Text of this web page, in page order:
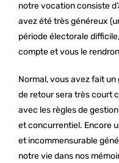
notre vocation consiste
avez été très généreux
période électorale
compte et vous le
Normal, vous avez fait
de retour sera très court
avec les règles de
et concurrentiel. Encore
et incommensurable
notre vie dans nos